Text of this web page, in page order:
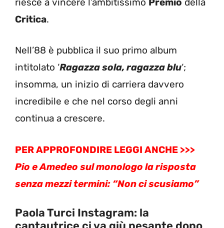
Critica.
Nell’88 è pubblica il suo primo album
intitolato ‘Ragazza sola, ragazza blu‘;
insomma, un inizio di carriera davvero
incredibile e che nel corso degli anni
continua a crescere.
PER APPROFONDIRE LEGGI ANCHE >>>
Pio e Amedeo sul monologo la risposta
senza mezzi termini: “Non ci scusiamo”
Paola Turci Instagram: la